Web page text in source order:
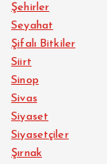
Şehirler
Seyahat
Şifalı Bitkiler
Siirt
Sinop
Sivas
Siyaset
Siyasetçiler
Şırnak